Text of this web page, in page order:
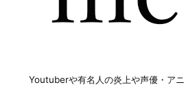
Youtuberや有名人の炎上や声優・ア